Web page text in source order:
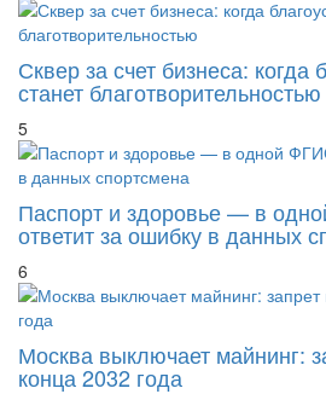
Сквер за счет бизнеса: когда
станет благотворительностью
5
Паспорт и здоровье — в
ответит за ошибку в данных
6
Москва выключает майнинг:
конца 2032 года